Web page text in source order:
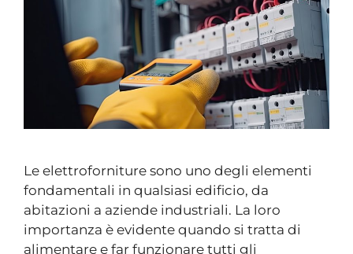
Le elettroforniture sono uno degli elementi
fondamentali in qualsiasi edificio, da
abitazioni a aziende industriali. La loro
importanza è evidente quando si tratta di
alimentare e far funzionare tutti gli